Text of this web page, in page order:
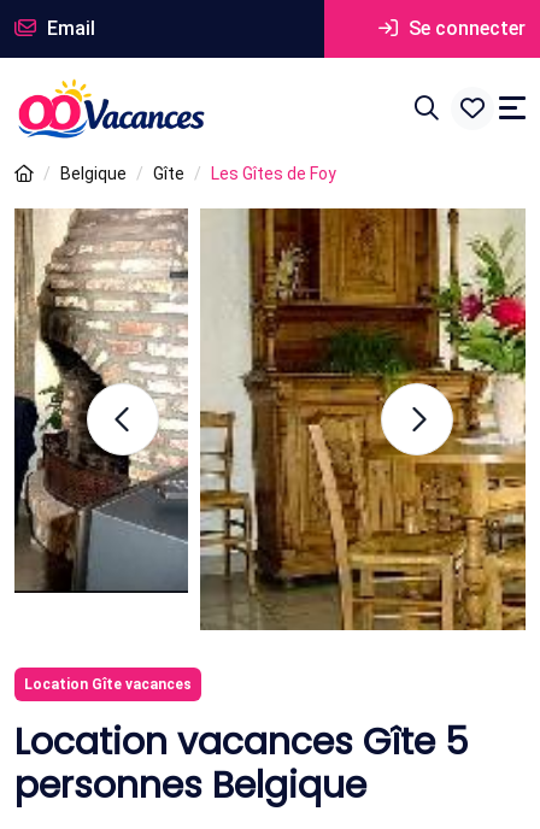
Email Se connecter
Belgique Gîte Les Gîtes de Foy
Location Gîte vacances
Location vacances Gîte 5
personnes Belgique